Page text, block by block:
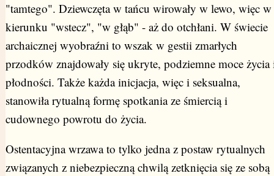
"tamtego". Dziewczęta w tańcu wirowały w lewo, więc w
kierunku "wstecz", "w głąb" - aż do otchłani. W świecie
archaicznej wyobraźni to wszak w gestii zmarłych
przodków znajdowały się ukryte, podziemne moce życia
płodności. Także każda inicjacja, więc i seksualna,
stanowiła rytualną formę spotkania ze śmiercią i
cudownego powrotu do życia.
Ostentacyjna wrzawa to tylko jedna z postaw rytualnych
związanych z niebezpieczną chwilą zetknięcia się ze sobą